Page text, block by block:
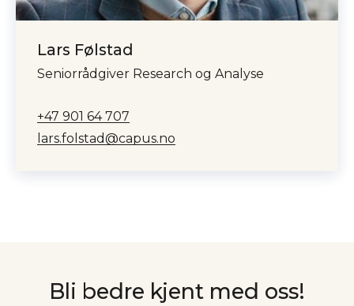
Lars Følstad
Seniorrådgiver Research og Analyse
+47 901 64 707
lars.folstad@capus.no
Bli bedre kjent med oss!